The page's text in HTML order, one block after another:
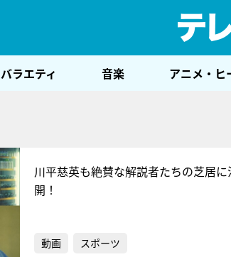
バラエティ 音楽 アニメ・ヒ
川平慈英も絶賛な解説者たちの芝居
開！
動画 スポーツ